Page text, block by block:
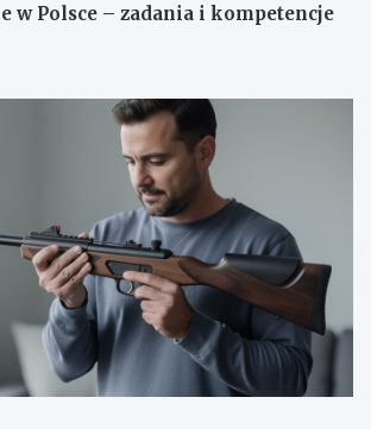
w Polsce – zadania i kompetencje